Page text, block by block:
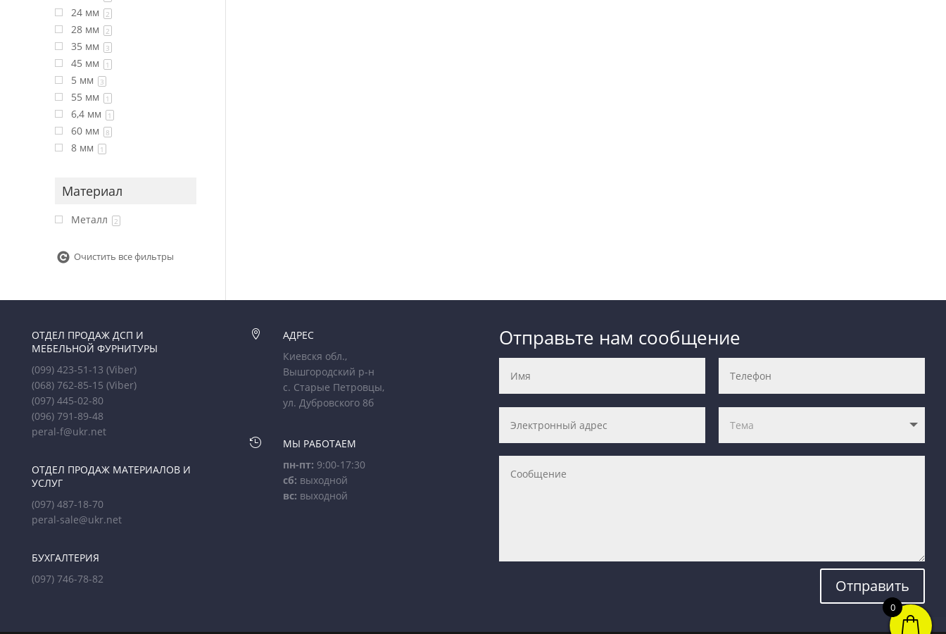
24 мм 2
28 мм 2
35 мм 3
45 мм 1
5 мм 3
55 мм 1
6,4 мм 1
60 мм 8
8 мм 1
Материал
Металл 2
Очистить все фильтры
ОТДЕЛ ПРОДАЖ ДСП И
МЕБЕЛЬНОЙ ФУРНИТУРЫ
(099) 423-51-13(Viber)
(068) 762-85-15(Viber)
(097) 445-02-80
(096) 791-89-48
peral-f@ukr.net
ОТДЕЛ ПРОДАЖ МАТЕРИАЛОВ И
УСЛУГ
(097) 487-18-70
peral-sale@ukr.net
БУХГАЛТЕРИЯ
(097) 746-78-82

АДРЕС
Киевскя обл.,
Вышгородский р-н
с. Старые Петровцы,
ул. Дубровского 8б

МЫ РАБОТАЕМ
пн-пт: 9:00-17:30
сб: выходной
вс: выходной
Отправьте нам сообщение
Отправить
0